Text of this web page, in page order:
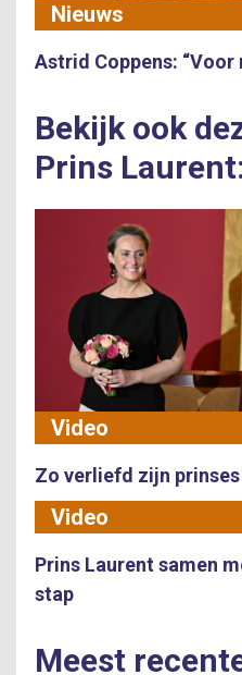
Nieuws
Astrid Coppens:
Bekijk ook
Prins
Video
Zo verliefd zijn
Video
Prins Laurent samen
stap
Meest